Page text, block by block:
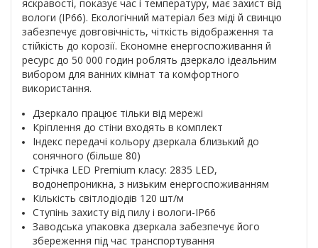
яскравості, показує час і температуру, має захист від
вологи (IP66). Екологічний матеріал без міді й свинцю
забезпечує довговічність, чіткість відображення та
стійкість до корозії. Економне енергоспоживання й
ресурс до 50 000 годин роблять дзеркало ідеальним
вибором для ванних кімнат та комфортного
використання.
Дзеркало працює тільки від мережі
Кріплення до стіни входять в комплект
Індекс передачі кольору дзеркала близький до
сонячного (більше 80)
Стрічка LED Premium класу: 2835 LED,
водонепроникна, з низьким енергоспоживанням
Кількість світлодіодів 120 шт/м
Ступінь захисту від пилу і вологи-IP66
Заводська упаковка дзеркала забезпечує його
збереження під час транспортування